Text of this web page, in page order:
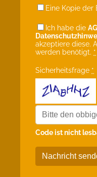
Eine Kopie der
Ich habe die
akzeptiere diese.
werden benötigt. *
Sicherheitsfrage *
Code ist nicht